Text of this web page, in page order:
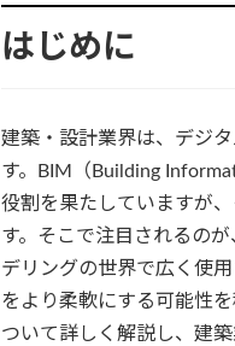
はじめに
建築・設計業界は、デジ
す。BIM（Building
役割を果たしていますが
す。そこで注目されるの
デリングの世界で広く使
をより柔軟にする可能性
ついて詳しく解説し、建